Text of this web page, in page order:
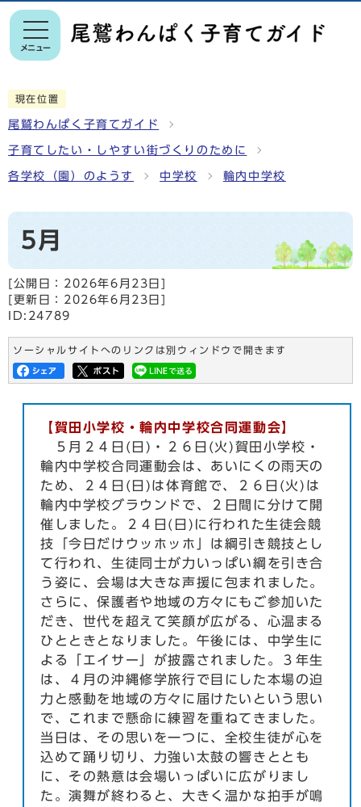
メニュー
現在位置
尾鷲わんぱく子育てガイド
子育てしたい・しやすい街づくりのために
各学校（園）のようす 中学校 輪内中学校
5月
[公開日： 2026年6月23日 ]
[更新日： 2026年6月23日 ]
ID:24789
ソーシャルサイトへのリンクは別ウィンドウで開きます
【賀田小学校・輪内中学校合同運動会】
５月２４日(日)・２６日(火)賀田小学校・
輪内中学校合同運動会は、あいにくの雨天の
ため、２４日(日)は体育館で、２６日(火)は
輪内中学校グラウンドで、２日間に分けて開
催しました。２４日(日)に行われた生徒会競
技「今日だけウッホッホ」は綱引き競技とし
て行われ、生徒同士が力いっぱい綱を引き合
う姿に、会場は大きな声援に包まれました。
さらに、保護者や地域の方々にもご参加いた
だき、世代を超えて笑顔が広がる、心温まる
ひとときとなりました。午後には、中学生に
よる「エイサー」が披露されました。３年生
は、４月の沖縄修学旅行で目にした本場の迫
力と感動を地域の方々に届けたいという思い
で、これまで懸命に練習を重ねてきました。
当日は、その思いを一つに、全校生徒が心を
込めて踊り切り、力強い太鼓の響きととも
に、その熱意は会場いっぱいに広がりまし
た。演舞が終わると、大きく温かな拍手が鳴